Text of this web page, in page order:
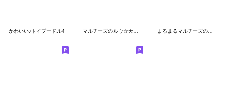
かわいい♪トイプードル4 マルチーズのルウ☆天☆びび まるまるマルチーズの写真スタンプ